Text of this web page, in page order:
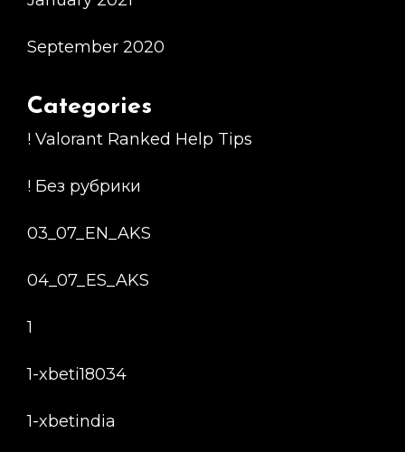
September 2020
Categories
! Valorant Ranked Help Tips
! Без рубрики
03_07_EN_AKS
04_07_ES_AKS
1
1-xbeti18034
1-xbetindia